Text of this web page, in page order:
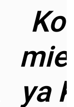
mie
ya